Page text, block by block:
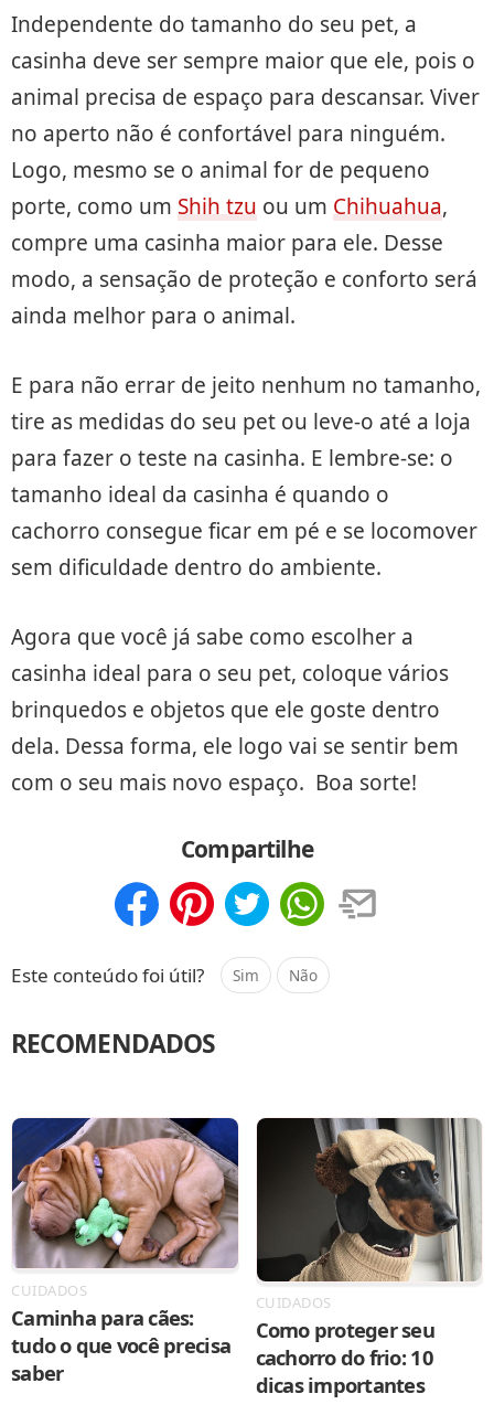
Independente do tamanho do seu pet, a
casinha deve ser sempre maior que ele, pois o
animal precisa de espaço para descansar. Viver
no aperto não é confortável para ninguém.
Logo, mesmo se o animal for de pequeno
porte, como um Shih tzu ou um Chihuahua,
compre uma casinha maior para ele. Desse
modo, a sensação de proteção e conforto será
ainda melhor para o animal.
E para não errar de jeito nenhum no tamanho,
tire as medidas do seu pet ou leve-o até a loja
para fazer o teste na casinha. E lembre-se: o
tamanho ideal da casinha é quando o
cachorro consegue ficar em pé e se locomover
sem dificuldade dentro do ambiente.
Agora que você já sabe como escolher a
casinha ideal para o seu pet, coloque vários
brinquedos e objetos que ele goste dentro
dela. Dessa forma, ele logo vai se sentir bem
com o seu mais novo espaço. Boa sorte!
Compartilhe
Este conteúdo foi útil? Sim Não
RECOMENDADOS
CUIDADOS
Caminha para cães:
tudo o que você precisa
saber
CUIDADOS
Como proteger seu
cachorro do frio: 10
dicas importantes